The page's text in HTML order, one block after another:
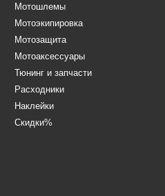
Мотошлемы
Мотоэкипировка
Мотозащита
Мотоаксессуары
Тюнинг и запчасти
Расходники
Наклейки
Скидки%